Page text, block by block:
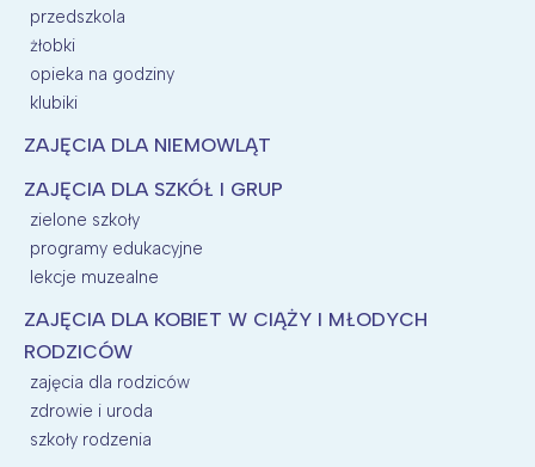
przedszkola
żłobki
opieka na godziny
klubiki
ZAJĘCIA DLA NIEMOWLĄT
ZAJĘCIA DLA SZKÓŁ I GRUP
zielone szkoły
programy edukacyjne
lekcje muzealne
ZAJĘCIA DLA KOBIET W CIĄŻY I MŁODYCH
RODZICÓW
zajęcia dla rodziców
zdrowie i uroda
szkoły rodzenia